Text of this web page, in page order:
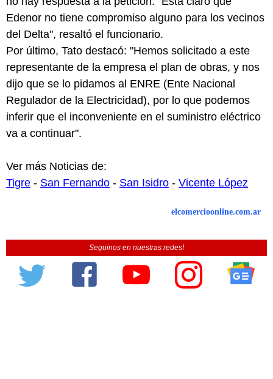
Edenor no tiene compromiso alguno para los vecinos
del Delta", resaltó el funcionario.
Por último, Tato destacó: "Hemos solicitado a este
representante de la empresa el plan de obras, y nos
dijo que se lo pidamos al ENRE (Ente Nacional
Regulador de la Electricidad), por lo que podemos
inferir que el inconveniente en el suministro eléctrico
va a continuar".
Ver más Noticias de:
Tigre - San Fernando - San Isidro - Vicente López
elcomercioonline.com.ar
Seguinos en nuestras redes!